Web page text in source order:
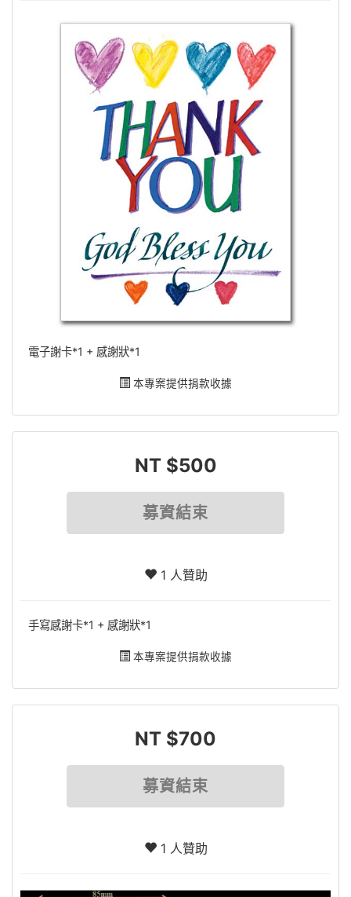
電子謝卡*1 + 感謝狀*1
本專案提供捐款收據
NT $500
募資結束
1 人贊助
手寫感謝卡*1 + 感謝狀*1
本專案提供捐款收據
NT $700
募資結束
1 人贊助